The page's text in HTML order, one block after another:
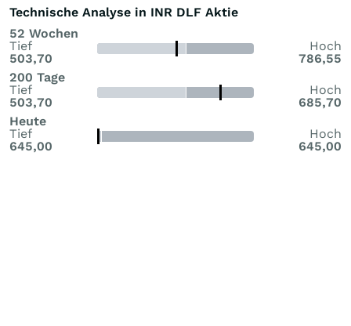
Technische Analyse in INR DLF Aktie
52 Wochen
Tief
503,70
Hoch
786,55
200 Tage
Tief
503,70
Hoch
685,70
Heute
Tief
645,00
Hoch
645,00